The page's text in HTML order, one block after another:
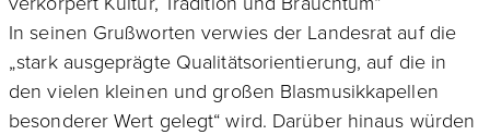
In seinen Grußworten verwies der Landesrat auf die
„stark ausgeprägte Qualitätsorientierung, auf die in
den vielen kleinen und großen Blasmusikkapellen
besonderer Wert gelegt“ wird. Darüber hinaus würden